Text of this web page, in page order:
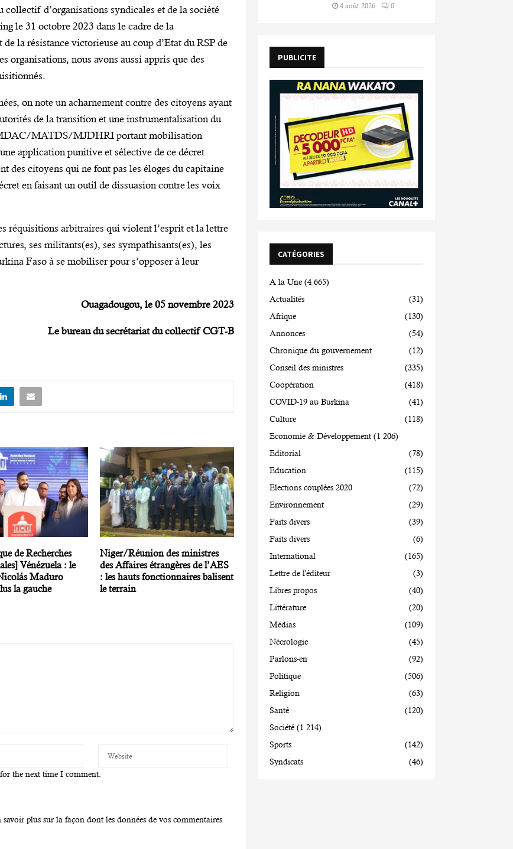
d’organisations syndicales et de la société
le 31 octobre 2023 dans le cadre de la
la résistance victorieuse au coup d’Etat du RSP de
organisations, nous avons aussi appris que des
on note un acharnement contre des citoyens ayant
de la transition et une instrumentalisation du
MATDS/MJDHRI portant mobilisation
application punitive et sélective de ce décret
des citoyens qui ne font pas les éloges du capitaine
en faisant un outil de dissuasion contre les voix
réquisitions arbitraires qui violent l’esprit et la lettre
ses militants(es), ses sympathisants(es), les
Faso à se mobiliser pour s’opposer à leur
Ouagadougou, le 05 novembre 2023
Le bureau du secrétariat du collectif CGT-B
de Recherches
Vénézuela : le
Maduro
la gauche
Niger/Réunion des ministres
des Affaires étrangères de l’AES
: les hauts fonctionnaires balisent
le terrain
the next time I comment.
savoir plus sur la façon dont les données de vos commentaires
4 août 2026 0
PUBLICITE
CATÉGORIES
A la Une (4 665)
Actualités
(31)
Afrique
(130)
Annonces
(54)
Chronique du gouvernement
(12)
Conseil des ministres
(335)
Coopération
(418)
COVID-19 au Burkina
(41)
Culture
(118)
Economie & Développement (1 206)
Editorial
(78)
Education
(115)
Elections couplées 2020
(72)
Environnement
(29)
Faits divers
(39)
Faits divers
(6)
International
(165)
Lettre de l'éditeur
(3)
Libres propos
(40)
Littérature
(20)
Médias
(109)
Nécrologie
(45)
Parlons-en
(92)
Politique
(506)
Religion
(63)
Santé
(120)
Société (1 214)
Sports
(142)
Syndicats
(46)